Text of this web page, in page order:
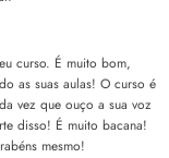
curso. É muito bom,
as suas aulas! O curso é
vez que ouço a sua voz
disso! É muito bacana!
mesmo!